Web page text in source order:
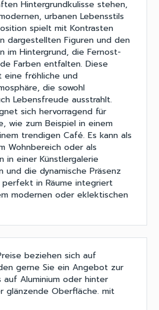
Hintergrundkulisse stehen,
urbanen Lebensstils
spielt mit Kontrasten
dargestellten Figuren und den
im Hintergrund, die Fernost-
Farben entfalten. Diese
eine fröhliche und
die sowohl
Lebensfreude ausstrahlt.
sich hervorragend für
wie zum Beispiel in einem
trendigen Café. Es kann als
Wohnbereich oder als
in einer Künstlergalerie
und die dynamische Präsenz
in Räume integriert
modernen oder eklektischen
beziehen sich auf
gerne Sie ein Angebot zur
Aluminium oder hinter
glänzende Oberfläche. mit